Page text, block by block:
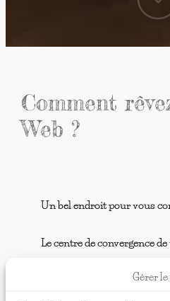
Gérer
Comment
Web ?
Un bel endroit pour vous
Le centre de convergence
Un lieu d’expression